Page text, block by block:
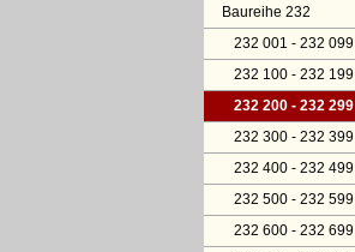
Baureihe 232
232 001 - 232 099
232 100 - 232 199
232 200 - 232 299
232 300 - 232 399
232 400 - 232 499
232 500 - 232 599
232 600 - 232 699